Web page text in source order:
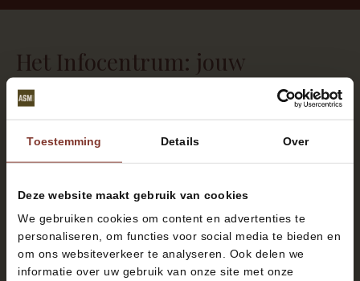
Toestemming Details Over
Deze website maakt gebruik van cookies
We gebruiken cookies om content en advertenties te
personaliseren, om functies voor social media te bieden en
om ons websiteverkeer te analyseren. Ook delen we
informatie over uw gebruik van onze site met onze
Het Infocentrum: jouw
startpunt in ASM Arnhem.
Het Infocentrum vind je in de Haven van Workum –
Meinerswijk, Arnhems Eiland en natuurlijk ASM
maquette van ASM Arnhem. Parkeren kan
gemakkelijk op het terrein.
En daarna? Loop je natuurlijk even een rondje over
het terrein van ASM Arnhem, misschien wel jouw
toekomstige woonplek aan het park en aan de haven.